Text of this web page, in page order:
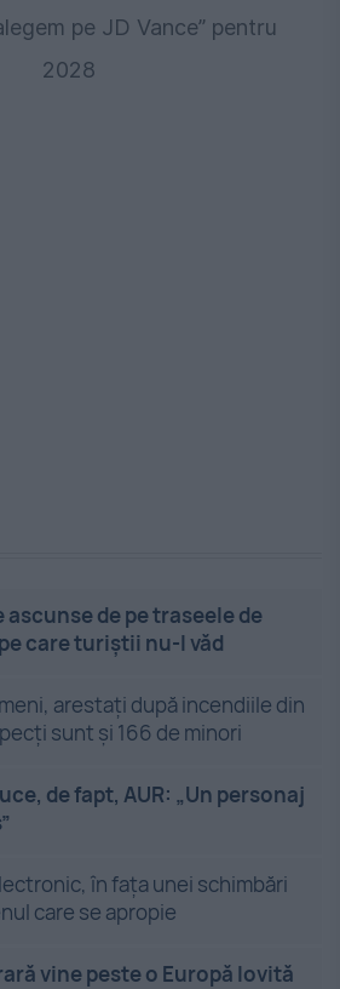
pe JD Vance” pentru
2028
ascunse de pe traseele de
care turiștii nu-l văd
arestați după incendiile din
sunt și 166 de minori
de fapt, AUR: „Un personaj
în fața unei schimbări
care se apropie
vine peste o Europă lovită